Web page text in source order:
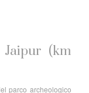
(km
parco archeologico